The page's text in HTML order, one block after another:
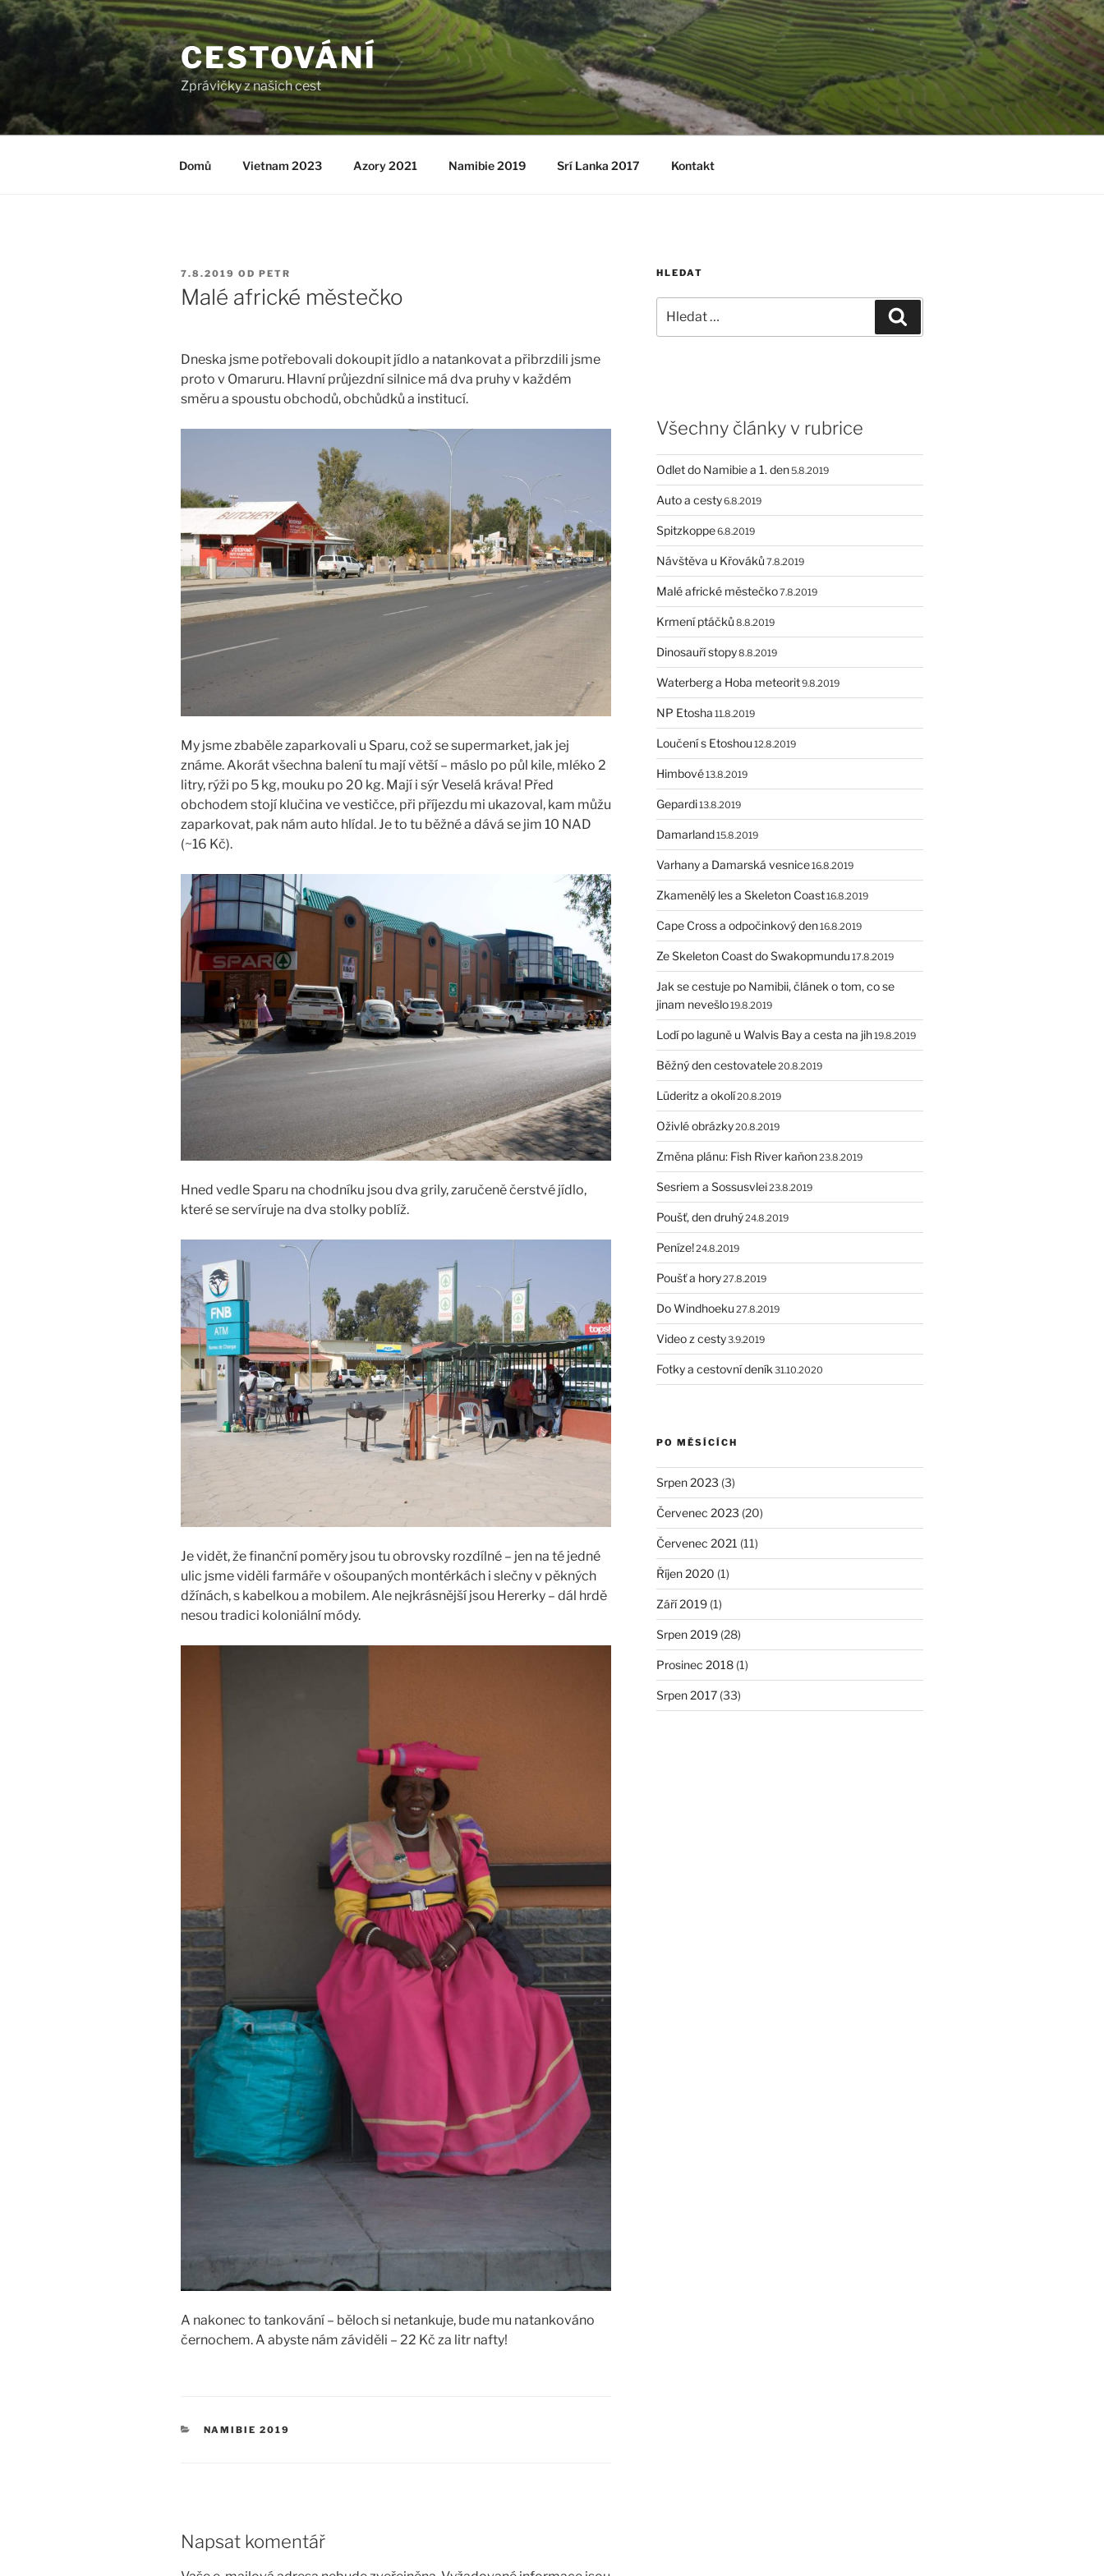
Přejít
webu
CESTOVÁNÍ
Zprávičky z našich cest
Domů Vietnam 2023 Azory 2021 Namibie 2019 Srí Lanka 2017 Kontakt
PUBLIKOVÁNO
7.8.2019 OD PETR
Malé africké městečko
Dneska jsme potřebovali dokoupit jídlo a natankovat a přibrzdili jsme
proto v Omaruru. Hlavní průjezdní silnice má dva pruhy v každém
směru a spoustu obchodů, obchůdků a institucí.
My jsme zbaběle zaparkovali u Sparu, což se supermarket, jak jej
známe. Akorát všechna balení tu mají větší – máslo po půl kile, mléko 2
litry, rýži po 5 kg, mouku po 20 kg. Mají i sýr Veselá kráva! Před
obchodem stojí klučina ve vestičce, při příjezdu mi ukazoval, kam můžu
zaparkovat, pak nám auto hlídal. Je to tu běžné a dává se jim 10 NAD
(~16 Kč).
Hned vedle Sparu na chodníku jsou dva grily, zaručeně čerstvé jídlo,
které se servíruje na dva stolky poblíž.
Je vidět, že finanční poměry jsou tu obrovsky rozdílné – jen na té jedné
ulic jsme viděli farmáře v ošoupaných montérkách i slečny v pěkných
džínách, s kabelkou a mobilem. Ale nejkrásnější jsou Hererky – dál hrdě
nesou tradici koloniální módy.
A nakonec to tankování – běloch si netankuje, bude mu natankováno
černochem. A abyste nám záviděli – 22 Kč za litr nafty!
RUBRIKY
NAMIBIE 2019
Napsat komentář
HLEDAT
Všechny články v rubrice
Odlet do Namibie a 1. den5.8.2019
Auto a cesty6.8.2019
Spitzkoppe6.8.2019
Návštěva u Křováků 7.8.2019
Malé africké městečko7.8.2019
Krmení ptáčků 8.8.2019
Dinosauří stopy8.8.2019
Waterberg a Hoba meteorit9.8.2019
NP Etosha 11.8.2019
Loučení s Etoshou 12.8.2019
Himbové13.8.2019
Gepardi13.8.2019
Damarland15.8.2019
Varhany a Damarská vesnice16.8.2019
Zkamenělý les a Skeleton Coast16.8.2019
Cape Cross a odpočinkový den16.8.2019
Ze Skeleton Coast do Swakopmundu 17.8.2019
Jak se cestuje po Namibii, článek o tom, co se
jinam nevešlo19.8.2019
Lodí po laguně u Walvis Bay a cesta na jih19.8.2019
Běžný den cestovatele20.8.2019
Lüderitz a okolí20.8.2019
Oživlé obrázky20.8.2019
Změna plánu: Fish River kaňon23.8.2019
Sesriem a Sossusvlei23.8.2019
Poušť, den druhý24.8.2019
Peníze!24.8.2019
Poušť a hory27.8.2019
Do Windhoeku 27.8.2019
Video z cesty3.9.2019
Fotky a cestovní deník31.10.2020
PO MĚSÍCÍCH
Srpen 2023 (3)
Červenec 2023 (20)
Červenec 2021 (11)
Říjen 2020 (1)
Září 2019(1)
Srpen 2019(28)
Prosinec 2018(1)
Srpen 2017(33)